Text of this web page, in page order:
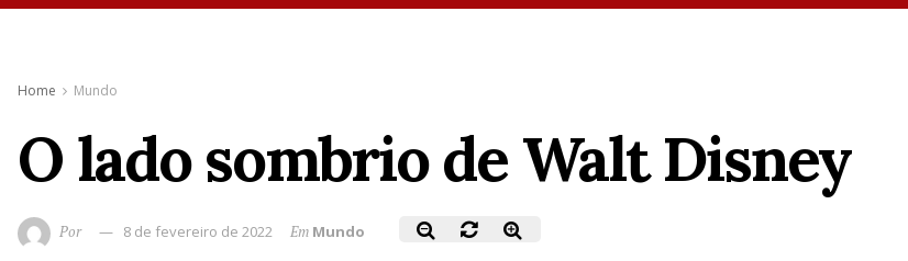
Home Mundo
O lado sombrio de Walt Disney
Por 8 de fevereiro de 2022 Em Mundo